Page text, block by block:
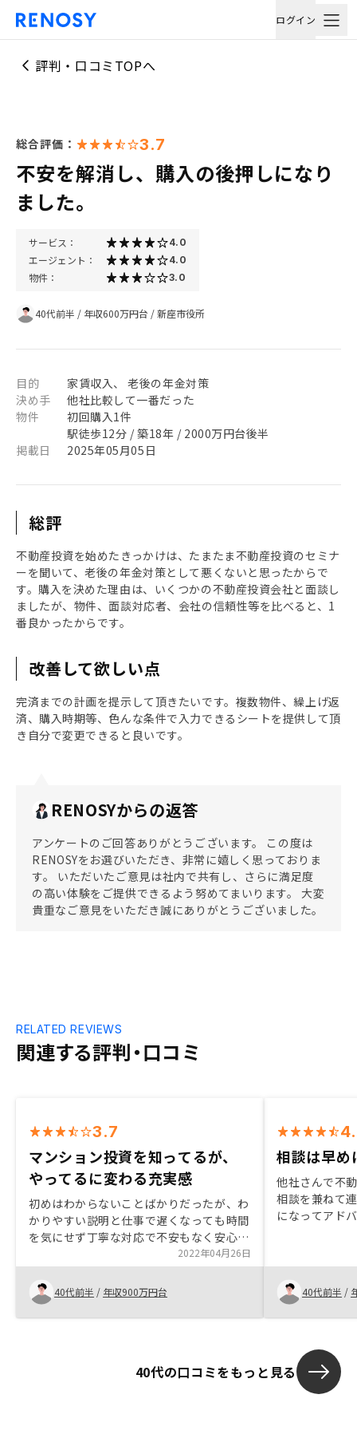
ログイン
評判・口コミTOPへ
総合評価： 3.7
不安を解消し、購入の後押しになり
ました。
サービス： 4.0
エージェント： 4.0
物件： 3.0
40代前半 / 年収600万円台 /新座市役所
目的
家賃収入、 老後の年金対策
決め手
他社比較して一番だった
物件
初回購入1件
駅徒歩12分 / 築18年 / 2000万円台後半
掲載日
2025年05月05日
総評
不動産投資を始めたきっかけは、たまたま不動産投資のセミナ
ーを聞いて、老後の年金対策として悪くないと思ったからで
す。購入を決めた理由は、いくつかの不動産投資会社と面談し
ましたが、物件、面談対応者、会社の信頼性等を比べると、1
番良かったからです。
改善して欲しい点
完済までの計画を提示して頂きたいです。複数物件、繰上げ返
済、購入時期等、色んな条件で入力できるシートを提供して頂
き自分で変更できると良いです。
RENOSYからの返答
アンケートのご回答ありがとうございます。 この度は
RENOSYをお選びいただき、非常に嬉しく思っておりま
す。 いただいたご意見は社内で共有し、さらに満足度
の高い体験をご提供できるよう努めてまいります。 大変
貴重なご意見をいただき誠にありがとうございました。
関連する評判・口コミ
RELATED REVIEWS
3.7
マンション投資を知ってるが、
やってるに変わる充実感
初めはわからないことばかりだったが、わ
かりやすい説明と仕事で遅くなっても時間
を気にせず丁寧な対応で不安もなく安心し
て契約に至れた。自分で調べるだけでは踏
み出せない新たな一歩を踏み出せて感謝を
感じている。担当者の早い時点での身分証
の提示 銀行手数料の小分け化
2022年04月26日
40代前半 / 年収900万円台
相談は早め
他社さんで不
相談を兼ねて
になってアド
ができること
40代前半 /
40代の口コミをもっと見る